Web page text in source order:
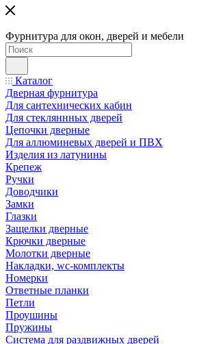
Фурнитура для окон, дверей и мебели
Каталог
Дверная фурнитура
Для сантехнических кабин
Для стекляннных дверей
Цепочки дверные
Для аллюминевых дверей и ПВХ
Изделия из латунины
Крепеж
Ручки
Доводчики
Замки
Глазки
Защелки дверные
Крючки дверные
Молотки дверные
Накладки, wc-комплекты
Номерки
Ответные планки
Петли
Проушины
Пружины
Система для раздвижных дверей